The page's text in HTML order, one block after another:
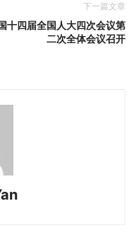
下一篇文章
十四届全国人大四次会议第
二次全体会议召开